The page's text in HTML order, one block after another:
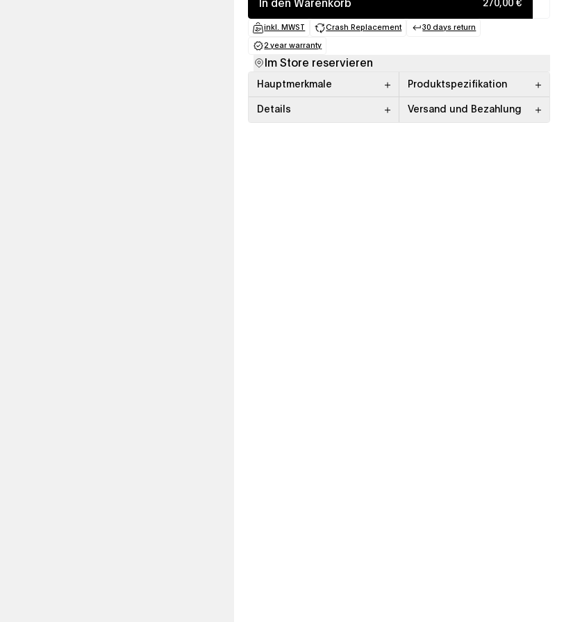
In den Warenkorb 270,00 €
inkl. MWST
(opens in a new tab)
Crash Replacement
(opens in a new tab)
30 days return
(opens in a new tab)
2 year warranty
(opens in a new tab)
Im Store reservieren
Hauptmerkmale Produktspezifikation
Details Versand und Bezahlung